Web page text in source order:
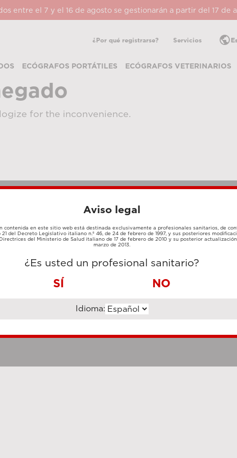
entre el 7 y el 16 de agosto se gestionarán a partir del 17 de
¿Por qué registrarse? Servicios public
ECÓGRAFOS PORTÁTILES ECÓGRAFOS VETERINARIOS
for the inconvenience.
TARJETA
DE
TRANSFERENCIA
BANCARIA
Luzi Enterprise Management
Aviso legal
contenida en este sitio web está destinada exclusivamente a profesionales sanitarios, de
del Decreto Legislativo italiano n.º 46, de 24 de febrero de 1997, y sus posteriores
del Ministerio de Salud italiano de 17 de febrero de 2010 y su posterior actualización
marzo de 2013.
¿Es usted un profesional sanitario?
SÍ NO
Idioma: